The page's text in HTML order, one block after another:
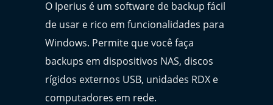
O Iperius é um software de backup fácil
de usar e rico em funcionalidades para
Windows. Permite que você faça
backups em dispositivos NAS, discos
rígidos externos USB, unidades RDX e
computadores em rede.